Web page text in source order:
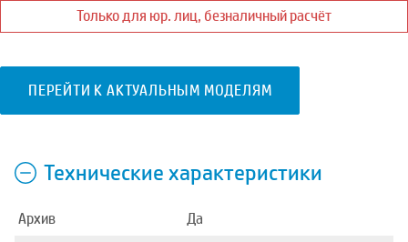
Только для юр. лиц, безналичный расчёт
ПЕРЕЙТИ К АКТУАЛЬНЫМ МОДЕЛЯМ
Технические характеристики
Архив
Да